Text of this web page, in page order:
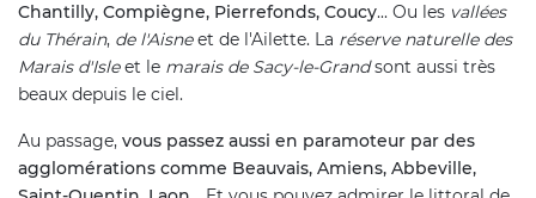
Chantilly, Compiègne, Pierrefonds, Coucy... Ou les vallées
du Thérain, de l'Aisneet de l'Ailette. La réserve naturelle des
Marais d'Isleet le marais de Sacy-le-Grandsont aussi très
beaux depuis le ciel.
Au passage, vous passez aussi en paramoteur par des
agglomérations comme Beauvais, Amiens, Abbeville,